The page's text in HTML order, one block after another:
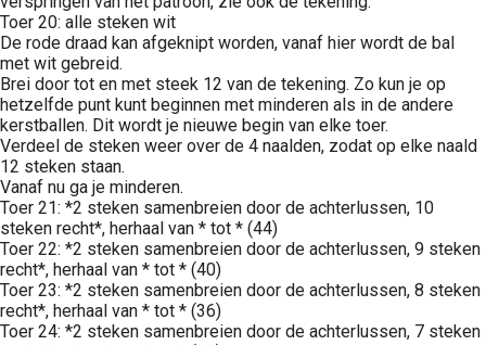
Toer 20: alle steken wit
De rode draad kan afgeknipt worden, vanaf hier wordt de bal
met wit gebreid.
Brei door tot en met steek 12 van de tekening. Zo kun je op
hetzelfde punt kunt beginnen met minderen als in de andere
kerstballen. Dit wordt je nieuwe begin van elke toer.
Verdeel de steken weer over de 4 naalden, zodat op elke naald
12 steken staan.
Vanaf nu ga je minderen.
Toer 21: *2 steken samenbreien door de achterlussen, 10
steken recht*, herhaal van * tot * (44)
Toer 22: *2 steken samenbreien door de achterlussen, 9 steken
recht*, herhaal van * tot * (40)
Toer 23: *2 steken samenbreien door de achterlussen, 8 steken
recht*, herhaal van * tot * (36)
Toer 24: *2 steken samenbreien door de achterlussen, 7 steken